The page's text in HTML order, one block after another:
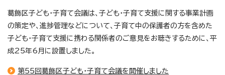
葛飾区子ども・子育て会議は、子ども・子育て支援に関する事業計画
の策定や、進捗管理などについて、子育て中の保護者の方を含めた
子ども・子育て支援に携わる関係者のご意見をお聴きするために、平
成25年6月に設置しました。
第55回葛飾区子ども・子育て会議を開催しました